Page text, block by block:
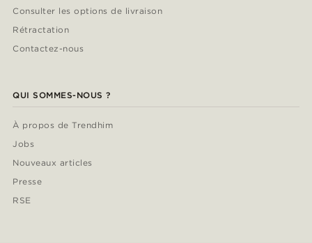
Consulter les options de livraison
Rétractation
Contactez-nous
QUI SOMMES-NOUS ?
À propos de Trendhim
Jobs
Nouveaux articles
Presse
RSE